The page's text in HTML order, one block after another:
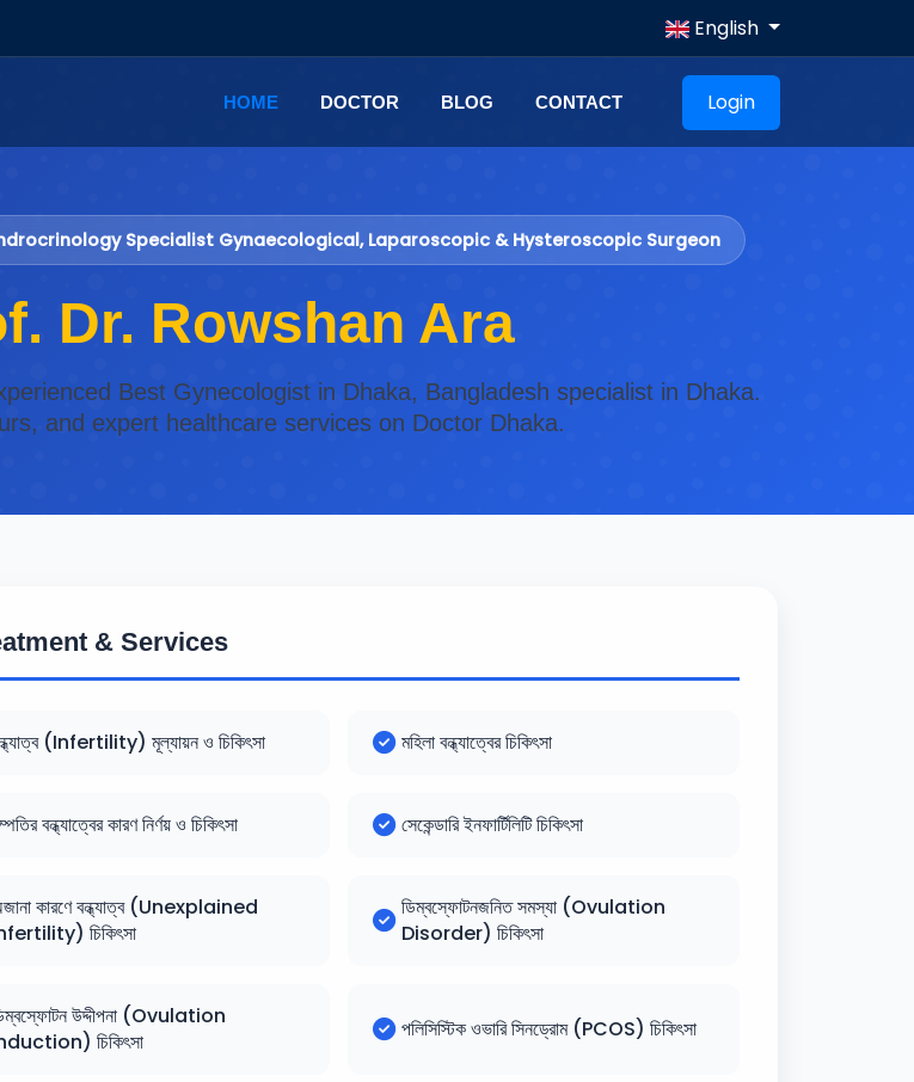
English
HOME DOCTOR BLOG CONTACT Login
Specialist Gynaecological, Laparoscopic & Hysteroscopic Surgeon
Dr. Rowshan Ara
Best Gynecologist in Dhaka, Bangladesh specialist in Dhaka.
and expert healthcare services on Doctor Dhaka.
& Services
(Infertility) মূল্যায়ন ও চিকিৎসা মহিলা বন্ধ্যাত্বের চিকিৎসা
বন্ধ্যাত্বের কারণ নির্ণয় ও চিকিৎসা সেকেন্ডারি ইনফার্টিলিটি চিকিৎসা
কারণে বন্ধ্যাত্ব (Unexplained
চিকিৎসা
ডিম্বস্ফোটনজনিত সমস্যা (Ovulation
Disorder) চিকিৎসা
উদ্দীপনা (Ovulation
চিকিৎসা
পলিসিস্টিক ওভারি সিনড্রোম (PCOS) চিকিৎসা